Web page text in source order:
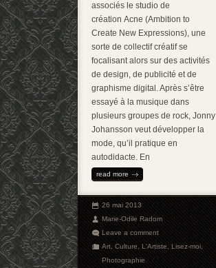
associés le studio de
création Acne (Ambition to
Create New Expressions), une
sorte de collectif créatif se
focalisant alors sur des activités
de design, de publicité et de
graphisme digital. Après s’être
essayé à la musique dans
plusieurs groupes de rock, Jonny
Johansson veut développer la
mode, qu’il pratique en
autodidacte. En
read more
26 mai 2013
Marie-Odile Radom
Leave a comment
Art,Culture,L'Artiste,Lisez-moi,
Photographie